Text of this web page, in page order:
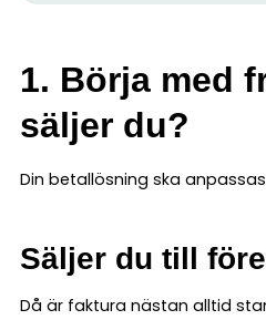
1. Börja med
säljer du?
Din betallösning ska
Säljer du till
Då är faktura nästan alltid